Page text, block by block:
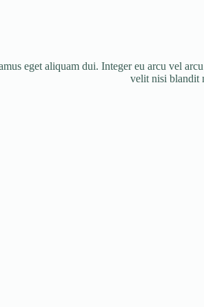
eget aliquam dui. Integer eu arcu vel
velit nisi blandit